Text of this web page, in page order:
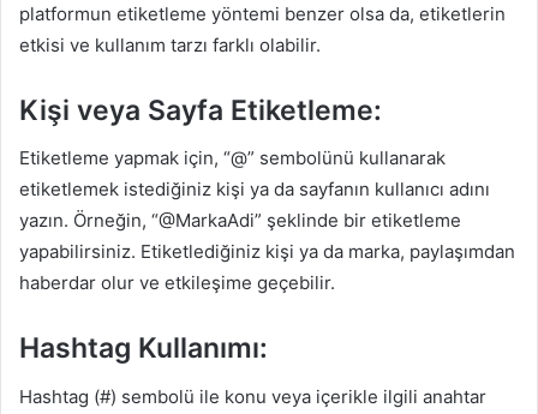
platformun etiketleme yöntemi benzer olsa da, etiketlerin
etkisi ve kullanım tarzı farklı olabilir.
Kişi veya Sayfa Etiketleme:
Etiketleme yapmak için, “@” sembolünü kullanarak
etiketlemek istediğiniz kişi ya da sayfanın kullanıcı adını
yazın. Örneğin, “@MarkaAdi” şeklinde bir etiketleme
yapabilirsiniz. Etiketlediğiniz kişi ya da marka, paylaşımdan
haberdar olur ve etkileşime geçebilir.
Hashtag Kullanımı:
Hashtag (#) sembolü ile konu veya içerikle ilgili anahtar